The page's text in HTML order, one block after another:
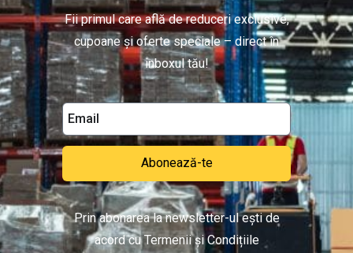
Fii primul care află de reduceri exclusive,
cupoane și oferte speciale – direct în
inboxul tău!
Abonează-te
Prin abonarea la newsletter-ul ești de
acord cu Termenii și Condițiile